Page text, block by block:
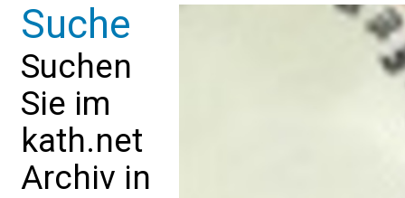
Suche
Suchen
Sie im
kath.net
Archiv in